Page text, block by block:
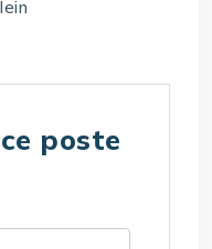
poste